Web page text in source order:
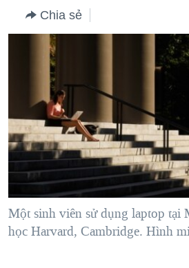
hướng
chính
MỤC
TỰ DO BÁO CHÍ
VẠCH TRẦN TIN GIẢ
NGƯỜI VIỆT HẢI NGOẠI
ĐỜI SỐNG
KINH TẾ
KHOA HỌC
SỨC KHOẺ
VĂN HOÁ
THỂ THAO
CHUYÊN ĐỀ
CHIẾN TRANH THƯƠNG MẠI CỦA
HÀNH TRÌNH BẦU CỬ 2024
MỘT NĂM CHIẾN TRANH TẠI DẢI
GIẢI MÃ VÀNH ĐAI & CON ĐƯỜNG
NGÀY TỊ NẠN THẾ GIỚI
GROUND ZERO – XƯA VÀ NAY
HỌC TIẾNG ANH
NGHE
MẠNG XÃ HỘI
Ngôn ngữ khác
Chia sẻ
Một sinh viên sử dụng laptop tại
học Harvard, Cambridge. Hình